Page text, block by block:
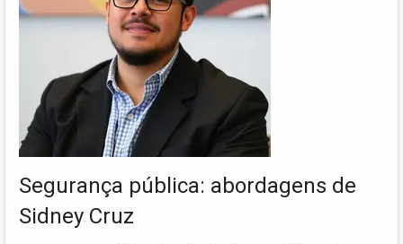
Segurança pública: abordagens de
Sidney Cruz